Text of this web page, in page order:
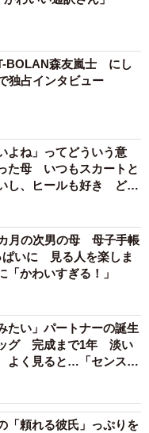
トより
ウントでは、マッキ
ちの楽しい日常が描
、ちょっと日常に疲
BOLAN森友嵐士 にし
独占インタビュー
よね」ってどういう意
た母 いつもスカートと
し、ヒールも好き どの
月の次男の母 母子手帳
ぱいに 見る人を楽しま
「かわいすぎる！」
たい」パートナーの誕生
ッグ 完成まで1年 淡い
よく見ると…「センスす
「頼れる彼氏」っぷりを